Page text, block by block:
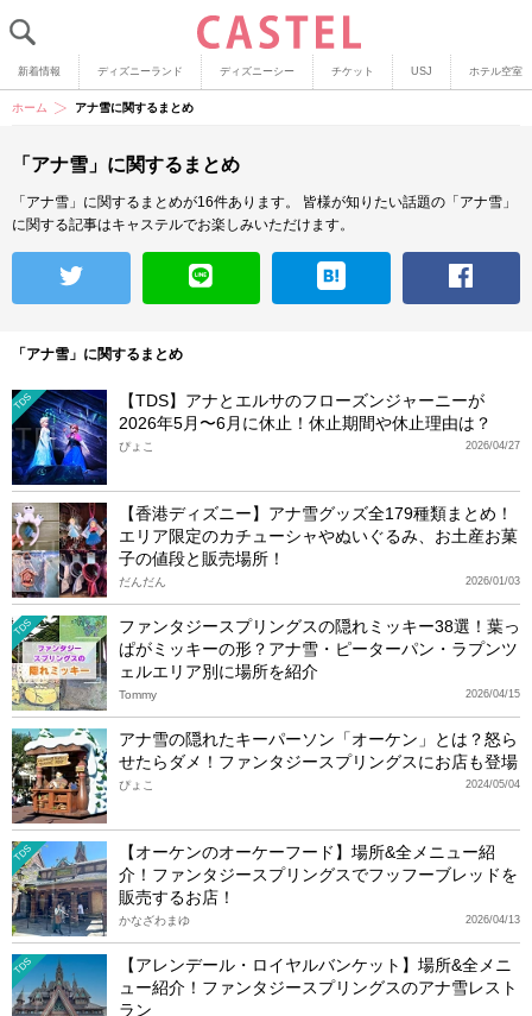
新着情報 ディズニーランド ディズニーシー チケット USJ ホテル空室
ホーム アナ雪に関するまとめ
「アナ雪」に関するまとめ
「アナ雪」に関するまとめが16件あります。
皆様が知りたい話題の「アナ雪」
に関する記事はキャステルでお楽しみいただけます。
「アナ雪」に関するまとめ
TDS
【TDS】アナとエルサのフローズンジャーニーが
2026年5月〜6月に休止！休止期間や休止理由は？
2026/04/27
ぴょこ
【香港ディズニー】アナ雪グッズ全179種類まとめ！
エリア限定のカチューシャやぬいぐるみ、お土産お菓
子の値段と販売場所！
2026/01/03
だんだん
TDS
ファンタジースプリングスの隠れミッキー38選！葉っ
ぱがミッキーの形？アナ雪・ピーターパン・ラプンツ
ェルエリア別に場所を紹介
2026/04/15
Tommy
アナ雪の隠れたキーパーソン「オーケン」とは？怒ら
せたらダメ！ファンタジースプリングスにお店も登場
2024/05/04
ぴょこ
TDS
【オーケンのオーケーフード】場所&全メニュー紹
介！ファンタジースプリングスでフッフーブレッドを
販売するお店！
2026/04/13
かなざわまゆ
TDS
【アレンデール・ロイヤルバンケット】場所&全メニ
ュー紹介！ファンタジースプリングスのアナ雪レスト
ラン